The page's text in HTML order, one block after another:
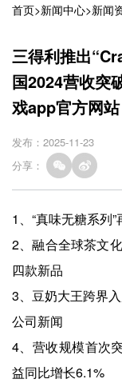
首页>新闻中心>新闻
三得利推出
国2024营收突
戏app官方网站
发布：2025-11-23
分享：
1、“真味无糖系列
2、融合全球茶文
四款新品
3、豆奶大王跨界
公司新闻
4、营收规模首次
益同比增长6.1%